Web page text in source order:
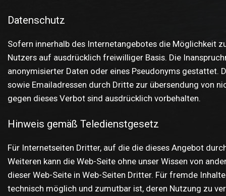
Datenschutz
Sofern innerhalb des Internetangebotes die Möglichkeit
Nutzers auf ausdrücklich freiwilliger Basis. Die
anonymisierter Daten oder eines Pseudonyms gestattet.
sowie Emailadressen durch Dritte zur übersendung von
gegen dieses Verbot sind ausdrücklich vorbehalten.
Hinweis gemäß Teledienstgesetz
Für Internetseiten Dritter, auf die die dieses Angebot
Weiteren kann die Web-Seite ohne unser Wissen von
dieser Web-Seite in Web-Seiten Dritter. Für fremde
technisch möglich und zumutbar ist, deren Nutzung zu